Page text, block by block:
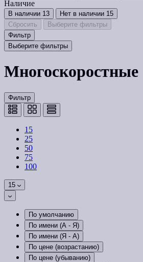
Наличие
В наличии 13 Нет в наличии 15
Сбросить
Выберите фильтры
Фильтр
Выберите фильтры
Многоскоростные
Фильтр
15
25
50
75
100
15
По умолчанию
По имени (A - Я)
По имени (Я - A)
По цене (возрастанию)
По цене (убыванию)